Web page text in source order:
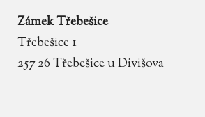
Zámek Třebešice
Třebešice 1
257 26 Třebešice u Divišova